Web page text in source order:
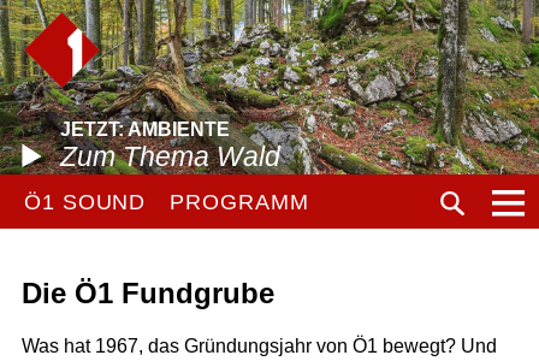
JETZT: AMBIENTE
Zum Thema Wald
Ö1 SOUND PROGRAMM
Die Ö1 Fundgrube
Was hat 1967, das Gründungsjahr von Ö1 bewegt? Und